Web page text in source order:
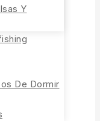
Y
De Dormir